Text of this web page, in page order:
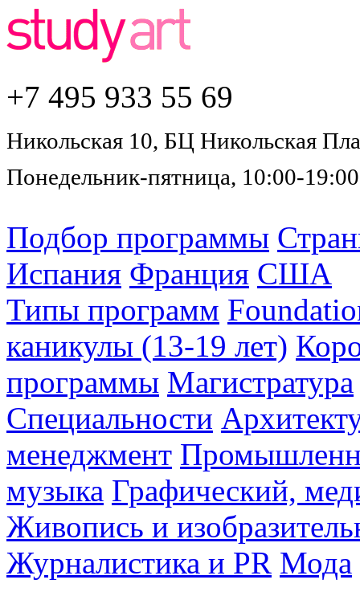
+7 495 933 55 69
Никольская 10, БЦ Никольская
Понедельник-пятница, 10:00-19:00
Подбор программы
Испания Франция США
Типы программ
каникулы (13-19 лет)
программы Магистратура
Специальности
менеджмент
музыка Графический,
Живопись и
Журналистика и PR Мода